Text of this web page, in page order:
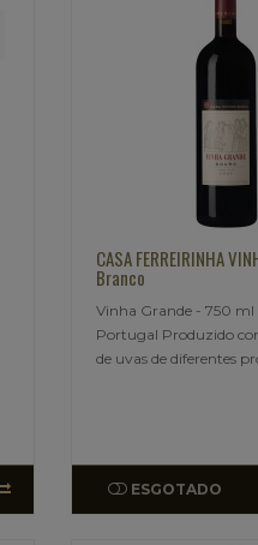
CASA FERREIRINHA
Branco
Vinha Grande - 750 ml
Portugal Produzido
de uvas de diferentes
ESGOTADO